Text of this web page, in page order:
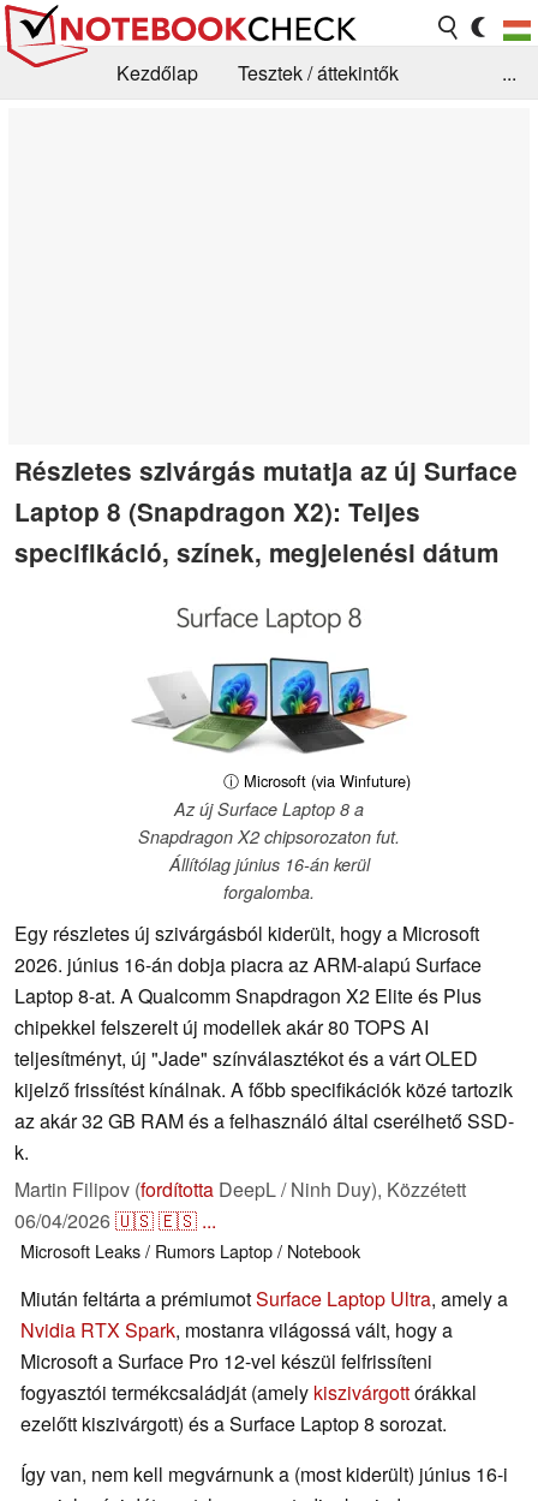
Kezdőlap
Tesztek / áttekintők
...
Részletes szivárgás mutatja az új Surface
Laptop 8 (Snapdragon X2): Teljes
specifikáció, színek, megjelenési dátum
ⓘ Microsoft (via Winfuture)
Az új Surface Laptop 8 a
Snapdragon X2 chipsorozaton fut.
Állítólag június 16-án kerül
forgalomba.
Egy részletes új szivárgásból kiderült, hogy a Microsoft
2026. június 16-án dobja piacra az ARM-alapú Surface
Laptop 8-at. A Qualcomm Snapdragon X2 Elite és Plus
chipekkel felszerelt új modellek akár 80 TOPS AI
teljesítményt, új "Jade" színválasztékot és a várt OLED
kijelző frissítést kínálnak. A főbb specifikációk közé tartozik
az akár 32 GB RAM és a felhasználó által cserélhető SSD-
k.
Martin Filipov (fordította DeepL / Ninh Duy), Közzétett
06/04/2026🇺🇸🇪🇸 ...
Microsoft Leaks / Rumors Laptop / Notebook
Miután feltárta a prémiumotSurface Laptop Ultra, amely a
Nvidia RTX Spark, mostanra világossá vált, hogy a
Microsoft a Surface Pro 12-vel készül felfrissíteni
fogyasztói termékcsaládját (amely kiszivárgottórákkal
ezelőtt kiszivárgott) és a Surface Laptop 8 sorozat.
Így van, nem kell megvárnunk a (most kiderült) június 16-i